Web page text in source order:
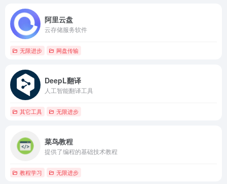
阿里云盘
云存储服务软件
无限进步 网盘传输
DeepL翻译
人工智能翻译工具
其它工具 无限进步
菜鸟教程
提供了编程的基础技术教程
教程学习 无限进步